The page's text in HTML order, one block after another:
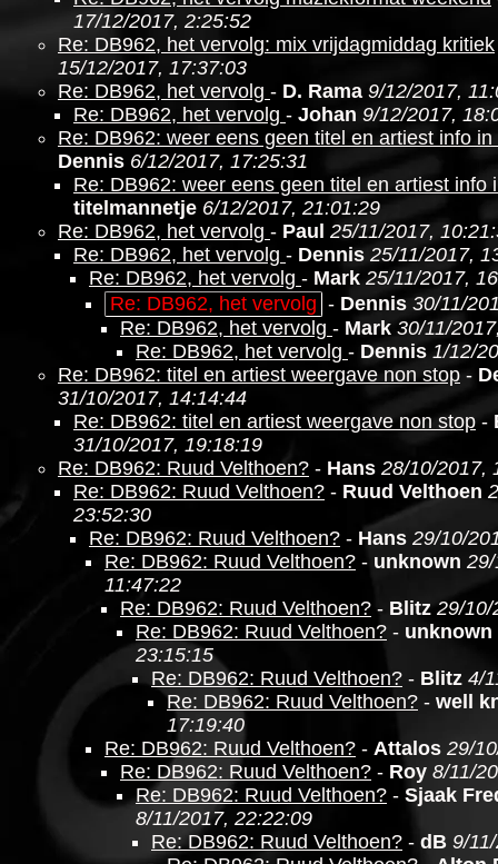
17/12/2017, 2:25:52
Re: DB962, het vervolg: mix vrijdagmiddag kritiek
15/12/2017, 17:37:03
Re: DB962, het vervolg - D. Rama 9/12/2017,
Re: DB962, het vervolg - Johan 9/12/2017,
Re: DB962: weer eens geen titel en artiest info
Dennis 6/12/2017, 17:25:31
Re: DB962: weer eens geen titel en artiest info
titelmannetje 6/12/2017, 21:01:29
Re: DB962, het vervolg - Paul 25/11/2017,
Re: DB962, het vervolg - Dennis 25/11/2017,
Re: DB962, het vervolg - Mark 25/11/2017,
Re: DB962, het vervolg - Dennis 30/11/
Re: DB962, het vervolg - Mark 30/11/
Re: DB962, het vervolg - Dennis 1/12/
Re: DB962: titel en artiest weergave non stop -
31/10/2017, 14:14:44
Re: DB962: titel en artiest weergave non stop -
31/10/2017, 19:18:19
Re: DB962: Ruud Velthoen? - Hans 28/10/2017,
Re: DB962: Ruud Velthoen? - Ruud Velthoen
23:52:30
Re: DB962: Ruud Velthoen? - Hans 29/10/
Re: DB962: Ruud Velthoen? - unknown
11:47:22
Re: DB962: Ruud Velthoen? - Blitz 29/10/
Re: DB962: Ruud Velthoen? - unknown
23:15:15
Re: DB962: Ruud Velthoen? - Blitz 4/
Re: DB962: Ruud Velthoen? - well
17:19:40
Re: DB962: Ruud Velthoen? - Attalos 29/
Re: DB962: Ruud Velthoen? - Roy 8/11/
Re: DB962: Ruud Velthoen? - Sjaak
8/11/2017, 22:22:09
Re: DB962: Ruud Velthoen? - dB 9/